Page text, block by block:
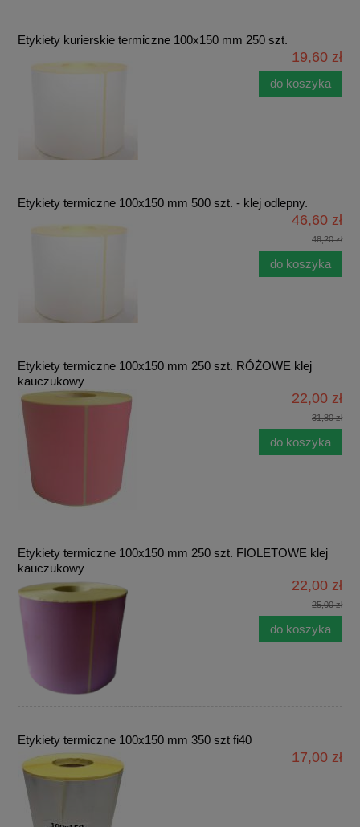
Etykiety kurierskie termiczne 100x150 mm 250 szt.
19,60 zł
do koszyka
Etykiety termiczne 100x150 mm 500 szt. - klej odlepny.
46,60 zł
48,20 zł
do koszyka
Etykiety termiczne 100x150 mm 250 szt. RÓŻOWE klej
kauczukowy
22,00 zł
31,80 zł
do koszyka
Etykiety termiczne 100x150 mm 250 szt. FIOLETOWE klej
kauczukowy
22,00 zł
25,00 zł
do koszyka
Etykiety termiczne 100x150 mm 350 szt fi40
17,00 zł